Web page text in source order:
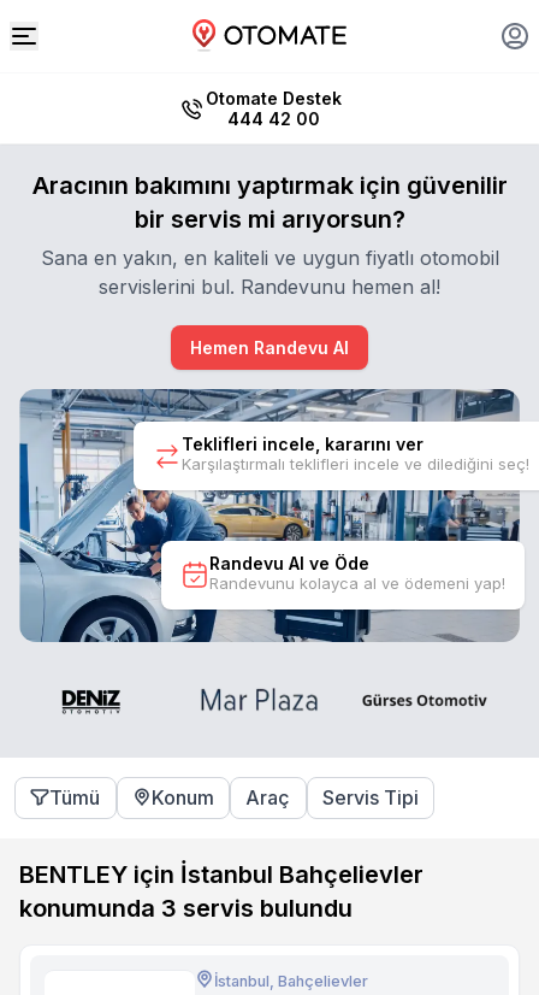
Otomate Destek
444 42 00
Aracının bakımını yaptırmak için güvenilir
bir servis mi arıyorsun?
Sana en yakın, en kaliteli ve uygun fiyatlı otomobil
servislerini bul. Randevunu hemen al!
Hemen Randevu Al
Teklifleri incele, kararını ver
Karşılaştırmalı teklifleri incele ve dilediğini seç!
Randevu Al ve Öde
Randevunu kolayca al ve ödemeni yap!
Tümü Konum Araç Servis Tipi
BENTLEY için İstanbul Bahçelievler
konumunda 3 servis bulundu
İstanbul, Bahçelievler